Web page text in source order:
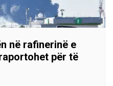
në rafinerinë e
për të